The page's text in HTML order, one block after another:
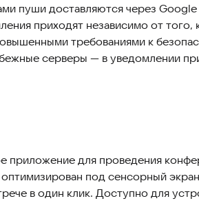
пуши доставляются через Google
приходят независимо от того,
требованиями к
серверы — в уведомлении
приложение для проведения
под сенсорный
в один клик. Доступно для